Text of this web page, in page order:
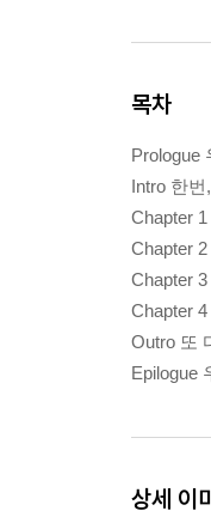
목차
Prologue
Intro 한
Chapter
Chapter
Chapter
Chapter
Outro 또
Epilogue
상세 이